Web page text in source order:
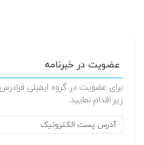
عضویت در خبرنامه
برای عضویت در گروه ایمیلی
زیر اقدام نمایید.